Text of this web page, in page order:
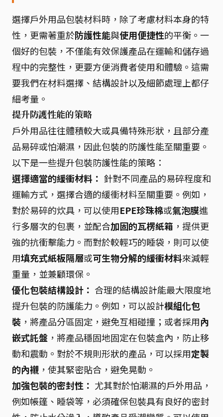
選擇戶外用品包裝材料時，除了考慮材料本身的特
性，更需著重於防護性能與使用便捷性的平衡。一
個好的包裝，不僅能有效保護產品在運輸和儲存過
程中的完整性，更要方便消費者使用和體驗。這需
要我們在材料選擇、結構設計以及細節處理上都仔
細考量。
提升防護性能的策略
戶外用品往往體積較大或具備特殊形狀，且部分產
品易碎或怕潮濕，因此包裝的防護性能至關重要。
以下是一些提升包裝防護性能的策略：
選擇適當的緩衝材料： 針對不同產品的易碎程度和
運輸方式，選擇合適的緩衝材料至關重要。例如，
對於易碎的炊具，可以使用EPE珍珠棉或氣泡膜進
行多層次的包裹，並配合加固的瓦楞紙箱 ，提供更
強的抗衝擊能力。而對於較輕巧的睡袋，則可以使
用填充式紙板隔層或可生物分解的緩衝材料來減輕
重量，並兼顧環保。
優化包裝結構設計： 合理的結構設計能最大限度地
提升包裝的防護能力。例如，可以設計模組化包
裝 ，將產品分區固定，避免互相碰撞；或者採用內
嵌式託盤 ，將產品穩固地固定在包裝盒內，防止移
動和震動。對於不規則形狀的產品，可以採用定製
的內襯 ，使其緊密貼合，避免晃動。
加強包裝的密封性： 尤其對於怕潮濕的戶外用品，
例如帳篷、睡袋等，必須確保包裝具有良好的密封